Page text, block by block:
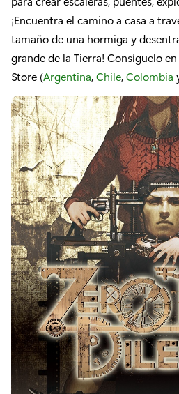
¡Encuentra el camino a casa a
tamaño de una hormiga y
grande de la Tierra! Consíguelo
Store (Argentina,Chile,Colombia